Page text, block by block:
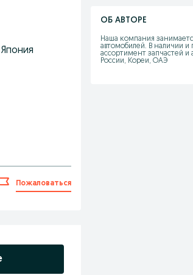
Пожаловаться
ОБ АВТОРЕ
Наша компания
автомобилей. В наличии и
ассортимент запчастей и
России, Кореи, ОАЭ